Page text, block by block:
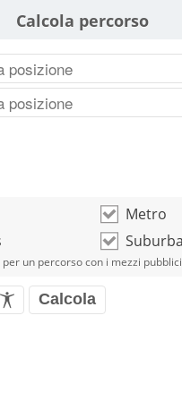
Calcola percorso
o Metro
o
un percorso con i mezzi pubblici
l Calcola